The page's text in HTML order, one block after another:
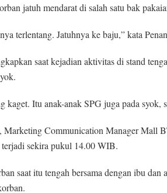
jatuh mendarat di salah satu bak
terlentang. Jatuhnya ke baju,” kata
saat kejadian aktivitas di stand
kaget. Itu anak-anak SPG juga pada syok,
Marketing Communication Manager Mall
sekira pukul 14.00 WIB.
saat itu tengah bersama dengan ibu